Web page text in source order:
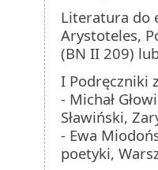
Literatura do
Arystoteles,
(BN II 209)
I Podręczniki
- Michał
Sławiński,
- Ewa
poetyki,